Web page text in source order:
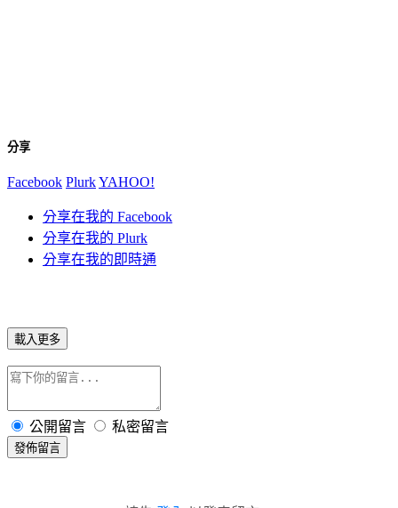
分享
Facebook PlurkYAHOO!
分享在我的 Facebook
分享在我的 Plurk
分享在我的即時通
載入更多
公開留言 私密留言
發佈留言